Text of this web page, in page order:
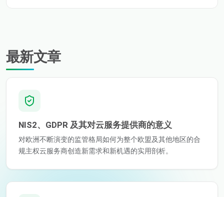
最新文章
NIS2、GDPR 及其对云服务提供商的意义
对欧洲不断演变的监管格局如何为整个欧盟及其他地区的合
规主权云服务商创造新需求和新机遇的实用剖析。